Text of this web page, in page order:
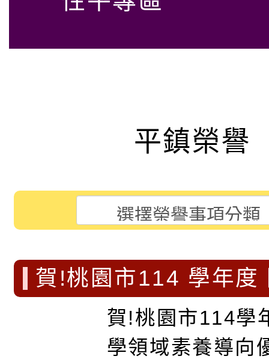
平鎮榮譽
賀!桃園市114 學年度
領域 素養導向優良試
績:鄭蕙琳老師 黃聿
賀!桃園市114學
學領域素養導向